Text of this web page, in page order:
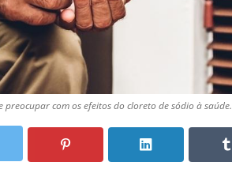
com os efeitos do cloreto de sódio à saúde.